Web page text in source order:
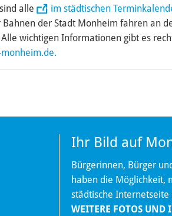
alle
im städtischen
Bahnen der Stadt Monheim fahren an
wichtigen Informationen gibt es
Ihr Bild auf
Bürgerinnen, Bürger
haben die Möglichkeit,
städtische Internetseite
WEITERE FOTOS